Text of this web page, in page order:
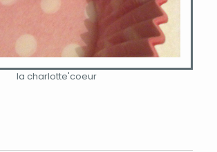
la charlotte'coeur